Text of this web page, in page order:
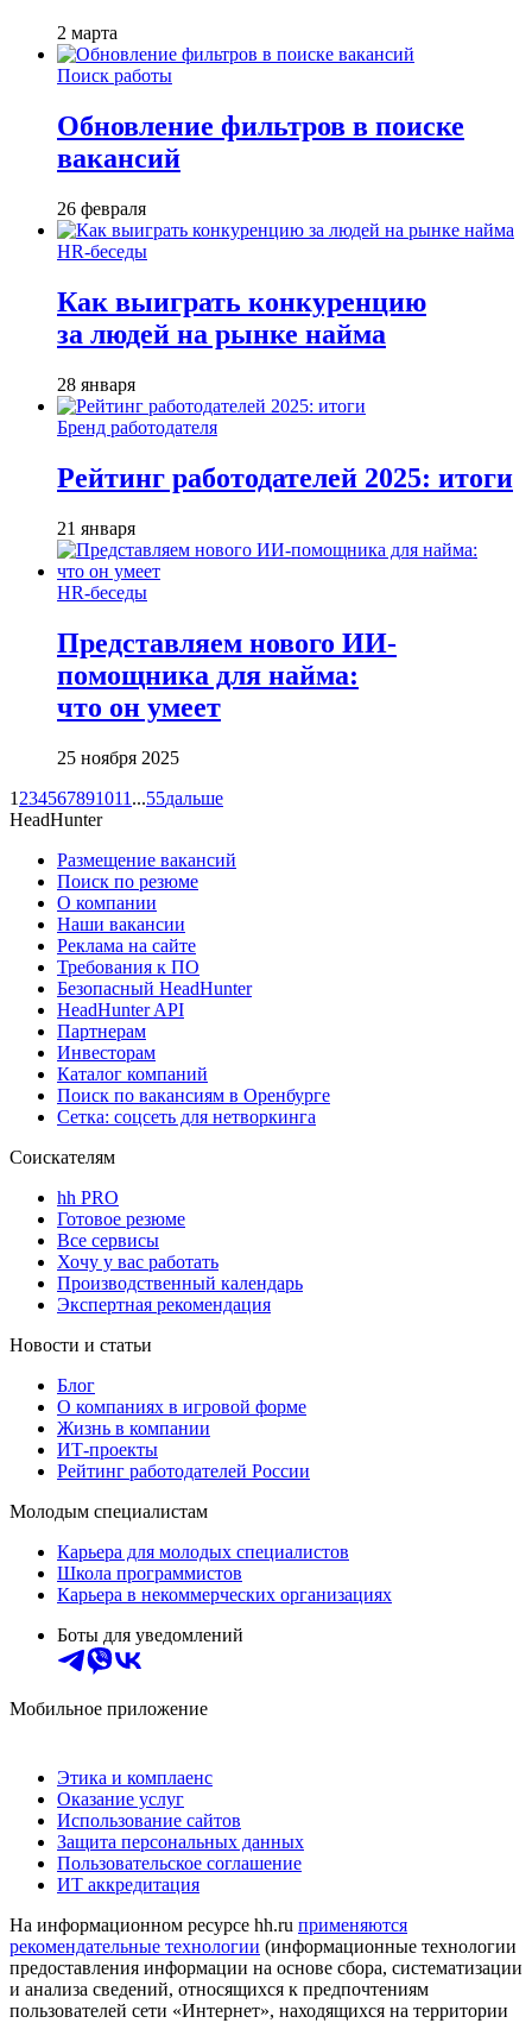
2 марта
Поиск работы
Обновление фильтров в поиске
вакансий
26 февраля
HR-беседы
Как выиграть конкуренцию
за людей на рынке найма
28 января
Бренд работодателя
Рейтинг работодателей 2025: итоги
21 января
HR-беседы
Представляем нового ИИ-
помощника для найма:
что он умеет
25 ноября 2025
1 234567891011 ...55дальше
HeadHunter
Размещение вакансий
Поиск по резюме
О компании
Наши вакансии
Реклама на сайте
Требования к ПО
Безопасный HeadHunter
HeadHunter API
Партнерам
Инвесторам
Каталог компаний
Поиск по вакансиям в Оренбурге
Сетка: соцсеть для нетворкинга
Соискателям
hh PRO
Готовое резюме
Все сервисы
Хочу у вас работать
Производственный календарь
Экспертная рекомендация
Новости и статьи
Блог
О компаниях в игровой форме
Жизнь в компании
ИТ-проекты
Рейтинг работодателей России
Молодым специалистам
Карьера для молодых специалистов
Школа программистов
Карьера в некоммерческих организациях
Боты для уведомлений
Мобильное приложение
Этика и комплаенс
Оказание услуг
Использование сайтов
Защита персональных данных
Пользовательское соглашение
ИТ аккредитация
На информационном ресурсе hh.ru применяются
рекомендательные технологии (информационные технологии
предоставления информации на основе сбора, систематизации
и анализа сведений, относящихся к предпочтениям
пользователей сети «Интернет», находящихся на территории